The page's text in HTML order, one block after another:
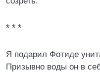
* * *
Я подарил Фотиде
Призывно воды он в